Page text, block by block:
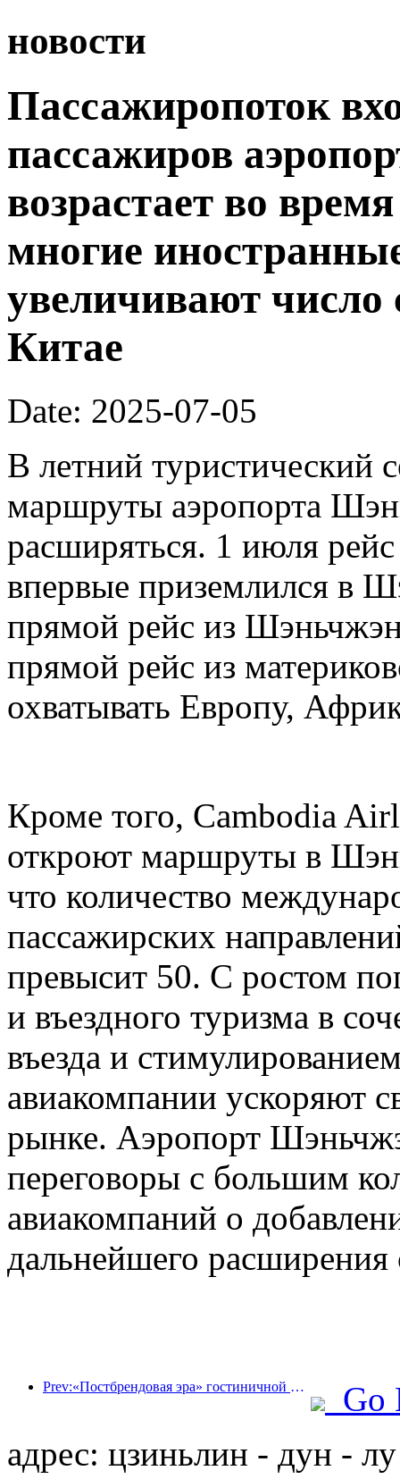
новости
Пассажиропоток
пассажиров
возрастает во
многие
увеличивают
Китае
Date: 2025-07-05
В летний туристический
маршруты аэропорта
расширяться. 1 июля
впервые приземлился в
прямой рейс из
прямой рейс из
охватывать Европу,
Кроме того, Cambodia
откроют маршруты в
что количество
пассажирских
превысит 50. С ростом
и въездного туризма в
въезда и
авиакомпании ускоряют
рынке. Аэропорт
переговоры с большим
авиакомпаний о
дальнейшего
Prev:«Постбрендовая эра» гостиничной индустрии: от масштабного расширения к эффективности в первую очередь
Go
адрес: цзиньлин - дун -